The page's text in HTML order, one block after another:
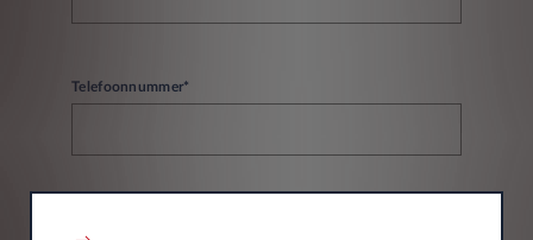
Telefoonnummer*